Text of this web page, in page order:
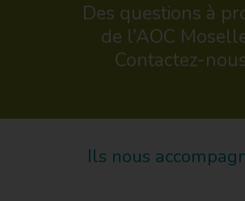
Des questions à
de l’AOC
Contactez-
Ils nous